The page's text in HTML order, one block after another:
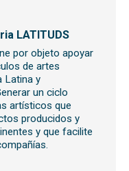
LATITUDS
por objeto apoyar
de artes
Latina y
un ciclo
artísticos que
producidos y
y que facilite